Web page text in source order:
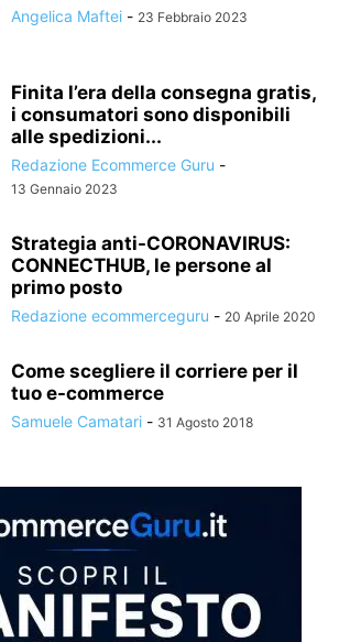
Angelica Maftei - 23 Febbraio 2023
Finita l’era della consegna gratis,
i consumatori sono disponibili
alle spedizioni...
Redazione Ecommerce Guru -
13 Gennaio 2023
Strategia anti-CORONAVIRUS:
CONNECTHUB, le persone al
primo posto
Redazione ecommerceguru - 20 Aprile 2020
Come scegliere il corriere per il
tuo e-commerce
Samuele Camatari - 31 Agosto 2018